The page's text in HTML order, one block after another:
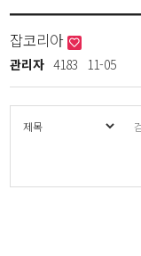
잡코리아
관리자 4183 11-05